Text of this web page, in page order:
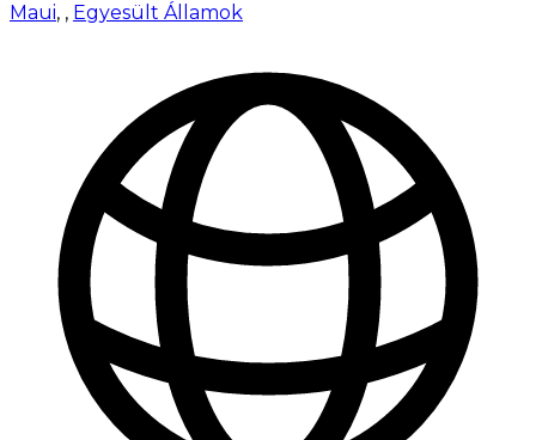
Maui, , Egyesült Államok